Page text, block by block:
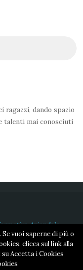
ragazzi, dando spazio
talenti mai conosciuti
Aziendale
Fiscale 95207830100
vuoi saperne di più o
clicca sul link alla
Accetta i Cookies